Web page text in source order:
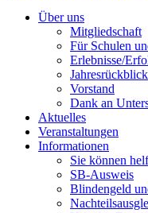
Über uns
Mitgliedschaft
Für Schulen
Erlebnisse/
Vorstand
Dank an
Aktuelles
Veranstaltungen
Informationen
Sie können
SB-Ausweis
Blindengeld